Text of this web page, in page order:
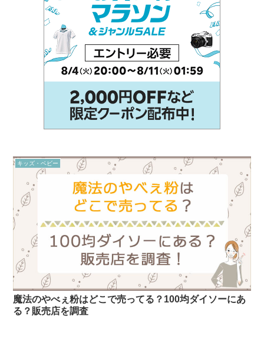
キッズ・ベビー
魔法のやべぇ粉はどこで売ってる？100均ダイソーにあ
る？販売店を調査